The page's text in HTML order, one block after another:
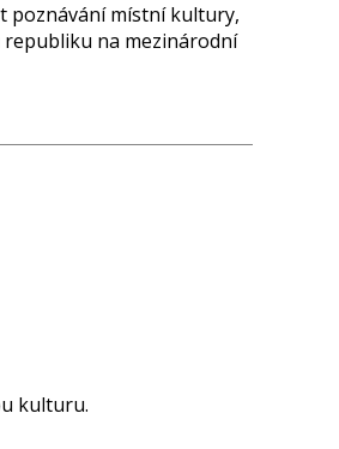
poznávání místní kultury,
na mezinárodní
kulturu.